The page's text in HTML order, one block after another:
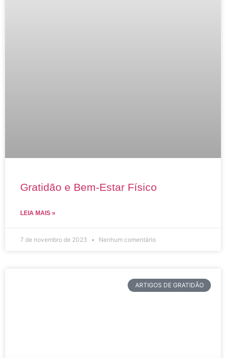
Gratidão e Bem-Estar Físico
LEIA MAIS »
7 de novembro de 2023 Nenhum comentário
ARTIGOS DE GRATIDÃO